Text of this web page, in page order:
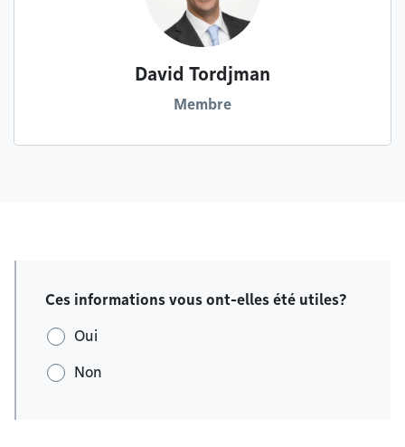
David Tordjman
Membre
Ces informations vous ont-elles été utiles?
Oui
Non